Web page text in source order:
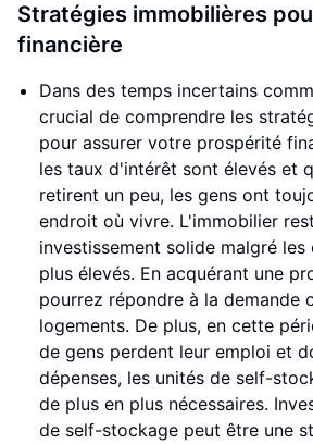
Stratégies immobilières
financière
Dans des temps incertains
crucial de comprendre les
pour assurer votre prospérité
les taux d'intérêt sont élevés et
retirent un peu, les gens ont
endroit où vivre. L'immobilier
investissement solide malgré
plus élevés. En acquérant une
pourrez répondre à la demande
logements. De plus, en cette
de gens perdent leur emploi et
dépenses, les unités de self-
de plus en plus nécessaires.
de self-stockage peut être une